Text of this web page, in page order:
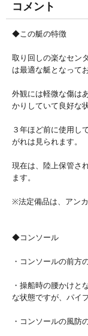
コメント
◆この艇の特徴
取り回しの楽なセン
は最適な艇となって
外観には軽微な傷は
かりしていて良好な
３年ほど前に使用し
がれは見られます。
現在は、陸上保管さ
ます。
※法定備品は、アン
◆コンソール
・コンソールの前方
・操船時の腰かけと
な状態ですが、パイ
・コンソールの風防